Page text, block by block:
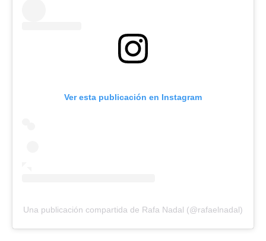
Ver esta publicación en Instagram
Una publicación compartida de Rafa Nadal (@rafaelnadal)